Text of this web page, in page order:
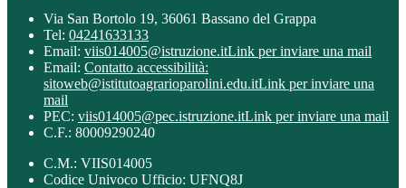
Via San Bortolo 19, 36061 Bassano del Grappa
Tel: 04241633133
Email: viis014005@istruzione.itLink per inviare una mail
Email: Contatto accessibilità:
sitoweb@istitutoagrarioparolini.edu.itLink per inviare una
mail
PEC: viis014005@pec.istruzione.itLink per inviare una mail
C.F.: 80009290240
C.M.: VIIS014005
Codice Univoco Ufficio: UFNQ8J